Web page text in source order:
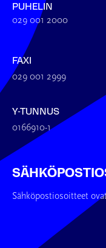
PUHELIN
029 001 2000
FAXI
029 001 2999
Y-TUNNUS
0166910-1
Sähköpostiosoitteet